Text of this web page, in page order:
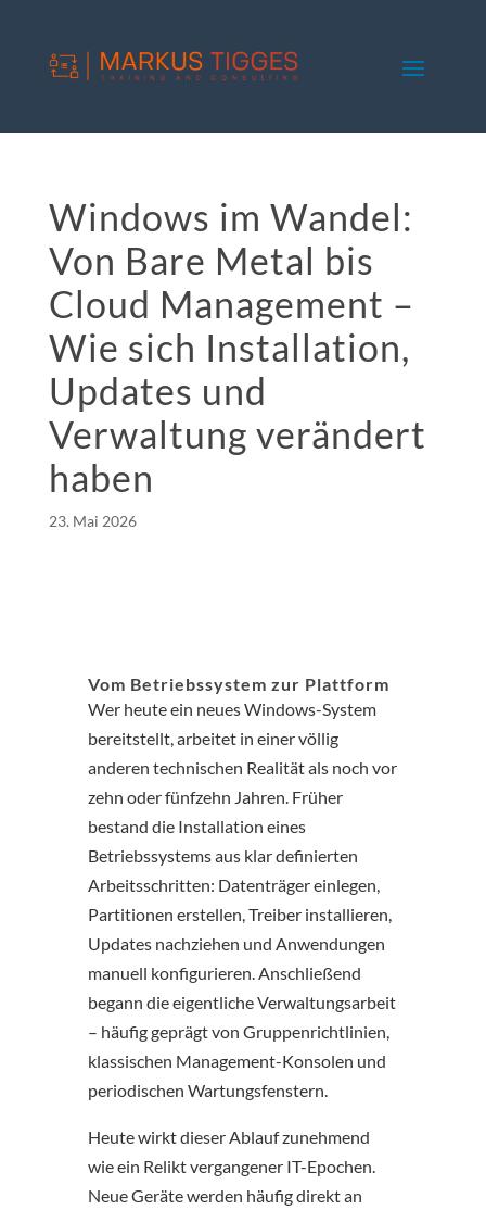
Windows im Wandel:
Von Bare Metal bis
Cloud Management –
Wie sich Installation,
Updates und
Verwaltung verändert
haben
23. Mai 2026
Vom Betriebssystem zur Plattform
Wer heute ein neues Windows-System
bereitstellt, arbeitet in einer völlig
anderen technischen Realität als noch vor
zehn oder fünfzehn Jahren. Früher
bestand die Installation eines
Betriebssystems aus klar definierten
Arbeitsschritten: Datenträger einlegen,
Partitionen erstellen, Treiber installieren,
Updates nachziehen und Anwendungen
manuell konfigurieren. Anschließend
begann die eigentliche Verwaltungsarbeit
– häufig geprägt von Gruppenrichtlinien,
klassischen Management-Konsolen und
periodischen Wartungsfenstern.
Heute wirkt dieser Ablauf zunehmend
wie ein Relikt vergangener IT-Epochen.
Neue Geräte werden häufig direkt an